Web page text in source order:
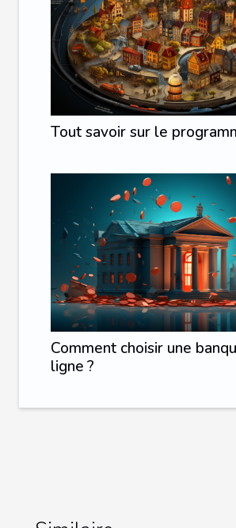
Tout savoir sur le
Comment choisir une
ligne ?